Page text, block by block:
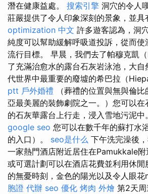
潛在健康益處。 搜索引擎 洞穴的令人
莊嚴提供了令人印象深刻的景象，並具
optimization 中文 許多遊客認為，洞
純度可以幫助緩解呼吸道投訴，從而使
流行目標。 早晨，我們去了帕穆克凱
了充滿治愈水的露台石灰岩泳池，大
代世界中最重要的廢墟的希巴拉（
ptt 戶外婚禮 （葬禮的位置與無與倫
亞最美麗的裝飾劇院之一。）您可以
的石灰華露台上行走，浸入雪地污泥中
google seo 您可以在數千年的蘇打水
的入口）。 seo是什么 下午洗完澡後
一家熱門酒店附近居住在Pamukkale
或可選計劃可以在酒店花費並利用休閒
的無憂時刻，金色的陽光以及令人眼花
胞證 代辦 seo 優化 烤肉 外燴 第2天